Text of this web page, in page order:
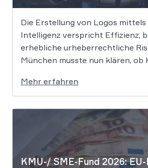
Die Erstellung von Logos
Intelligenz verspricht Effizienz,
erhebliche urheberrechtliche
München musste nun klären,
erreichen, um rechtlichen Schutz
Nachahmung zu genießen. Die
verdeutlicht, dass der bloße
Algorithmen ohne menschliche
Schutzraum des […]
Mehr erfahren
KMU-/ SME-Fund 2026: